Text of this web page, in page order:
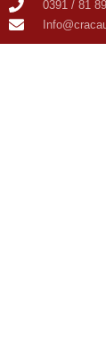
0391 / 81